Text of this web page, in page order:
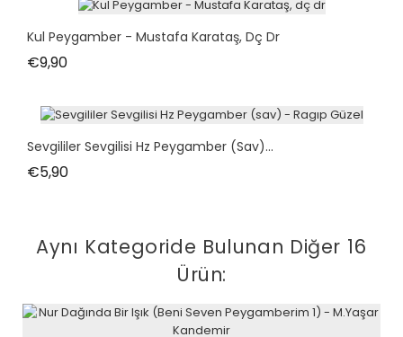
Kul Peygamber - Mustafa Karataş, Dç Dr
€9,90Fiyat
Sevgililer Sevgilisi Hz Peygamber (sav)...
€5,90Fiyat
Aynı Kategoride Bulunan Diğer 16
Ürün: